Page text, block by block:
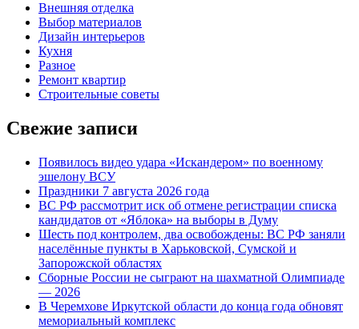
Внешняя отделка
Выбор материалов
Дизайн интерьеров
Кухня
Разное
Ремонт квартир
Строительные советы
Свежие записи
Появилось видео удара «Искандером» по военному
эшелону ВСУ
Праздники 7 августа 2026 года
ВС РФ рассмотрит иск об отмене регистрации списка
кандидатов от «Яблока» на выборы в Думу
Шесть под контролем, два освобождены: ВС РФ заняли
населённые пункты в Харьковской, Сумской и
Запорожской областях
Сборные России не сыграют на шахматной Олимпиаде
— 2026
В Черемхове Иркутской области до конца года обновят
мемориальный комплекс